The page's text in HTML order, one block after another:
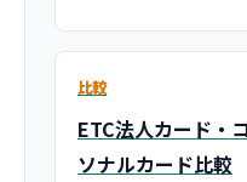
比較
ETC法人カード・
ソナルカード比較